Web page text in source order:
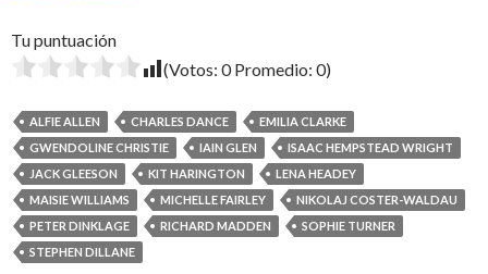
Tu puntuación
(Votos: 0Promedio: 0)
ALFIE ALLEN CHARLES DANCE
EMILIA CLARKE
GWENDOLINE CHRISTIE
IAIN GLEN
ISAAC HEMPSTEAD WRIGHT
JACK GLEESON
KIT HARINGTON
LENA HEADEY
MAISIE WILLIAMS
MICHELLE FAIRLEY
NIKOLAJ COSTER-WALDAU
PETER DINKLAGE
RICHARD MADDEN
SOPHIE TURNER
STEPHEN DILLANE